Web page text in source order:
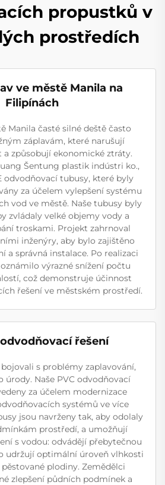
propustků v
prostředích
ve městě Manila na
Filipínách
Manila časté silné deště často
záplavám, které narušují
a způsobují ekonomické ztráty.
Šentung plastik indústri ko.,
odvodňovací tubusy, které byly
za účelem vylepšení systému
vod ve městě. Naše tubusy byly
zvládaly velké objemy vody a
troskami. Projekt zahrnoval
inženýry, aby bylo zajištěno
a správná instalace. Po realizaci
výrazné snížení počtu
což demonstruje účinnost
řešení ve městském prostředí.
řešení
s problémy zaplavování,
úrody. Naše PVC odvodňovací
za účelem modernizace
systémů ve více
jsou navrženy tak, aby odolaly
prostředí, a umožňují
s vodou: odvádějí přebytečnou
udržují optimální úroveň vlhkosti
plodiny. Zemědělci
zlepšení půdních podmínek a